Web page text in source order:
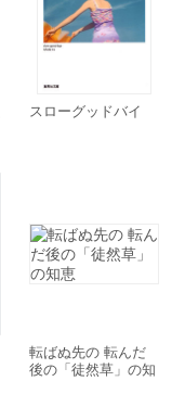
スローグッドバイ
転ばぬ先の 転んだ
後の「徒然草」の知